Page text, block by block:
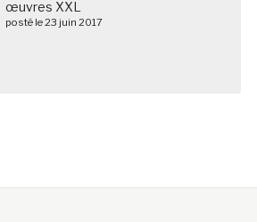
œuvres XXL
posté le 23 juin 2017